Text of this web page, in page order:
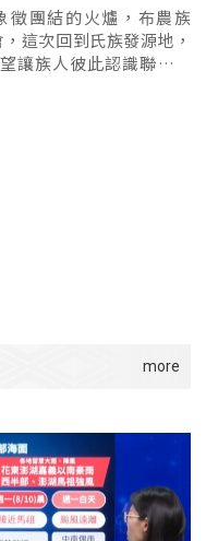
徵團結的火爐，布農族
這次回到氏族發源地，
讓族人彼此認識聯絡情
去。